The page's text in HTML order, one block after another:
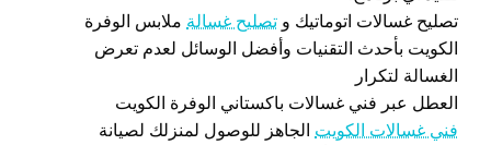
تصليح غسالات اتوماتيك و تصليح غسالة ملابس الوفرة
الكويت بأحدث التقنيات وأفضل الوسائل لعدم تعرض
الغسالة لتكرار
العطل عبر فني غسالات باكستاني الوفرة الكويت
فني غسالات الكويت الجاهز للوصول لمنزلك لصيانة